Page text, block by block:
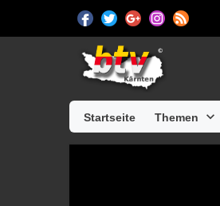
Startseite Themen